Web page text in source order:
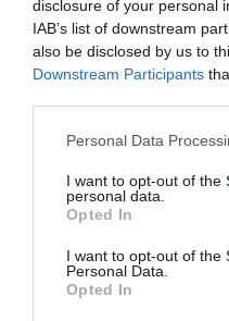
disclosure of your personal
IAB’s list of downstream
also be disclosed by us to
Downstream Participants
Personal Data
I want to opt-out of the
personal data.
Opted In
I want to opt-out of the
Personal Data.
Opted In
Nice–Corse : ces vols
l’horizon 2030